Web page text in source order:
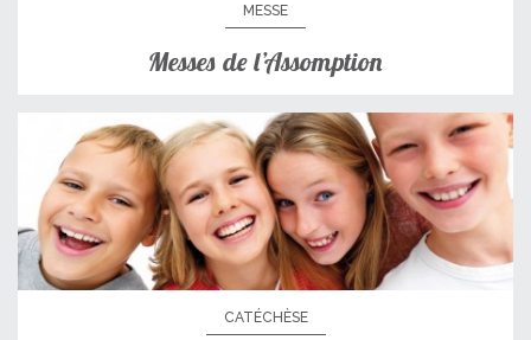
MESSE
Messes de l’Assomption
CATÉCHÈSE